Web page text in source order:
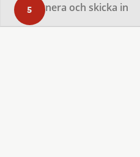
Signera och skicka in